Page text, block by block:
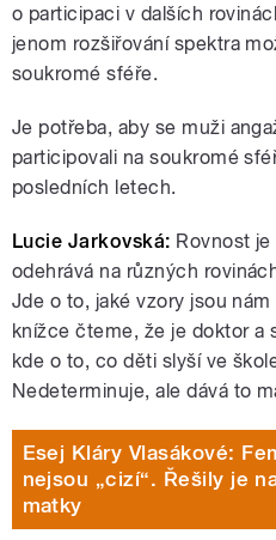
o participaci v dalších
jenom rozšiřování spektra
soukromé sféře.
Je potřeba, aby se muži
participovali na soukromé
posledních letech.
Lucie Jarkovská: Rovnost
odehrává na různých
Jde o to, jaké vzory jsou
knížce čteme, že je doktor a
kde o to, co děti slyší ve
Nedeterminuje, ale dává to
Esej Kláry Vlasákové:
nejsou „cizí“. Řešily je
matky